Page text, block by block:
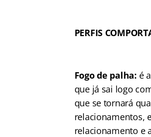
PERFIS
Fogo de palha: é
que já sai logo
que se tornará
relacionamentos,
relacionamento e